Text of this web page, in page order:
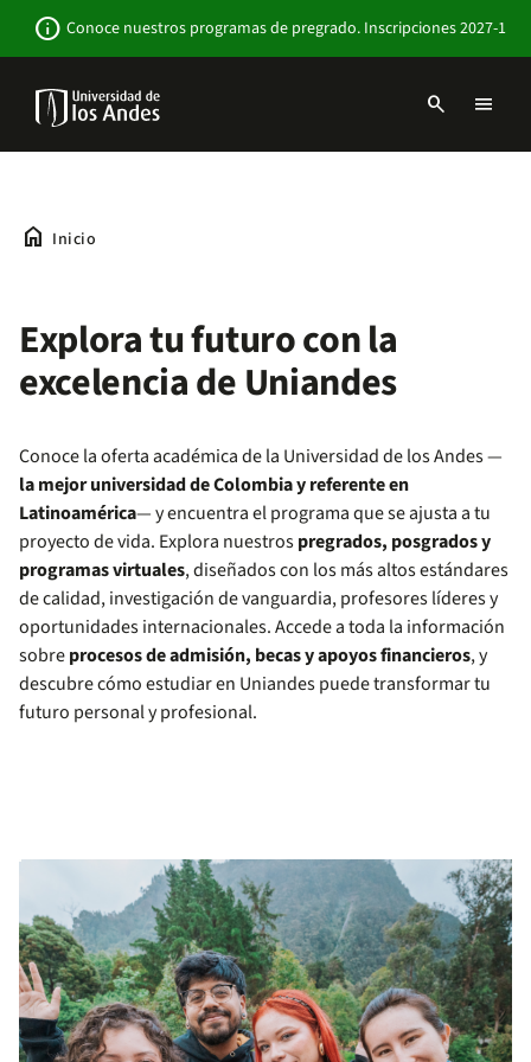
contenido
info Conoce nuestros programas de pregrado. Inscripciones 2027-1
Navbar
search menu
home Inicio
Explora tu futuro con la
excelencia de Uniandes
Conoce la oferta académica de la Universidad de los Andes —
la mejor universidad de Colombia y referente en
Latinoamérica— y encuentra el programa que se ajusta a tu
proyecto de vida. Explora nuestrospregrados, posgrados y
programas virtuales, diseñados con los más altos estándares
de calidad, investigación de vanguardia, profesores líderes y
oportunidades internacionales. Accede a toda la información
sobreprocesos de admisión, becas y apoyos financieros, y
descubre cómo estudiar en Uniandes puede transformar tu
futuro personal y profesional.